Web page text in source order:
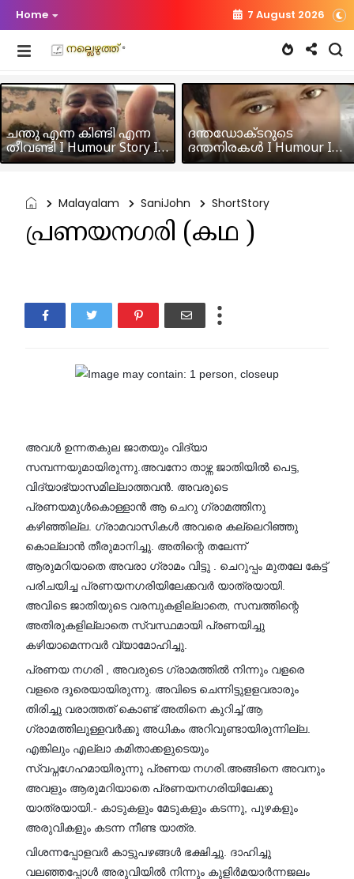
Home 7 August 2026
ചന്തു എന്ന കിണ്ടി എന്ന
തീവണ്ടി I Humour Story I
Rajeev Panicker
ദന്തഡോക്ടറുടെ
ദന്തനിരകൾ I Humour I
Hussain MK
Malayalam SaniJohn ShortStory
പ്രണയനഗരി (കഥ )
അവൾ ഉന്നതകുല ജാതയും വിദ്യാ
സമ്പന്നയുമായിരുന്നു.അവനോ താഴ്ന്ന ജാതിയിൽ പെട്ട,
വിദ്യാഭ്യാസമില്ലാത്തവൻ. അവരുടെ
പ്രണയമുൾകൊള്ളാൻ ആ ചെറു ഗ്രാമത്തിനു
കഴിഞ്ഞില്ല. ഗ്രാമവാസികൾ അവരെ കല്ലെറിഞ്ഞു
കൊല്ലാൻ തീരുമാനിച്ചു. അതിന്റെ തലേന്ന്
ആരുമറിയാതെ അവരാ ഗ്രാമം വിട്ടു . ചെറുപ്പം മുതലേ കേട്ട്
പരിചയിച്ച പ്രണയനഗരിയിലേക്കവർ യാത്രയായി.
അവിടെ ജാതിയുടെ വരമ്പുകളില്ലാതെ, സമ്പത്തിന്റെ
അതിരുകളില്ലാതെ സ്വസ്ഥമായി പ്രണയിച്ചു
കഴിയാമെന്നവർ വ്യാമോഹിച്ചു.
പ്രണയ നഗരി , അവരുടെ ഗ്രാമത്തിൽ നിന്നും വളരെ
വളരെ ദൂരെയായിരുന്നു. അവിടെ ചെന്നിട്ടുളളവരാരും
തിരിച്ചു വരാത്തത് കൊണ്ട് അതിനെ കുറിച്ച് ആ
ഗ്രാമത്തിലുള്ളവർക്കു അധികം അറിവുണ്ടായിരുന്നില്ല.
എങ്കിലും എല്ലാ കമിതാക്കളുടെയും
സ്വപ്നഗേഹമായിരുന്നു പ്രണയ നഗരി.അങ്ങിനെ അവനും
അവളും ആരുമറിയാതെ പ്രണയനഗരിയിലേക്കു
യാത്രയായി.- കാടുകളും മേടുകളും കടന്നു, പുഴകളും
അരുവികളും കടന്ന നീണ്ട യാത്ര.
വിശന്നപ്പോളവർ കാട്ടുപഴങ്ങൾ ഭക്ഷിച്ചു. ദാഹിച്ചു
വലഞ്ഞപ്പോൾ അരുവിയിൽ നിന്നും കുളിർമയാർന്നജലം